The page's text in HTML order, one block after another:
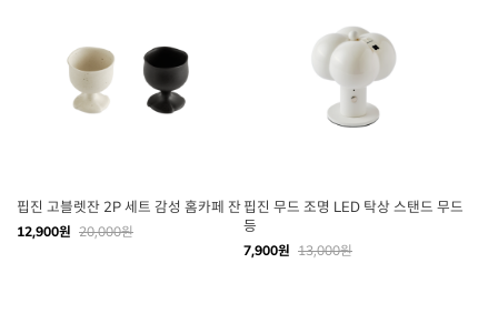
핍진 고블렛잔 2P 세트 감성 홈카페 잔
12,900원 20,000원
핍진 무드 조명 LED 탁상 스탠드 무드
등
7,900원 13,000원